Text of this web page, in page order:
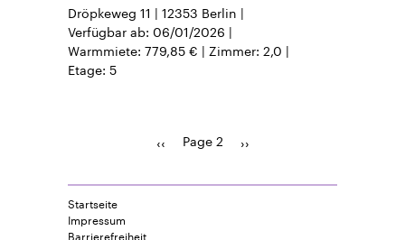
Dröpkeweg 11 12353 Berlin
Verfügbar ab 06/01/2026
Warmmiete 779,85 € Zimmer 2,0
Etage 5
Pagination
Previous
‹‹ Page 2 Next
››
Startseite
Impressum
Barrierefreiheit